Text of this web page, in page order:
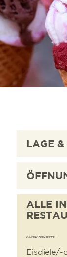
LAGE
ALLE
GASTRONOMIETYP:
Eisdiele/-